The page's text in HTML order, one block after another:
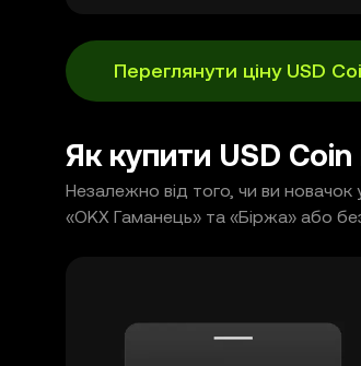
Переглянути ціну USD
Як купити USD
Незалежно від того, чи ви
«OKX Гаманець» та «Біржа» або